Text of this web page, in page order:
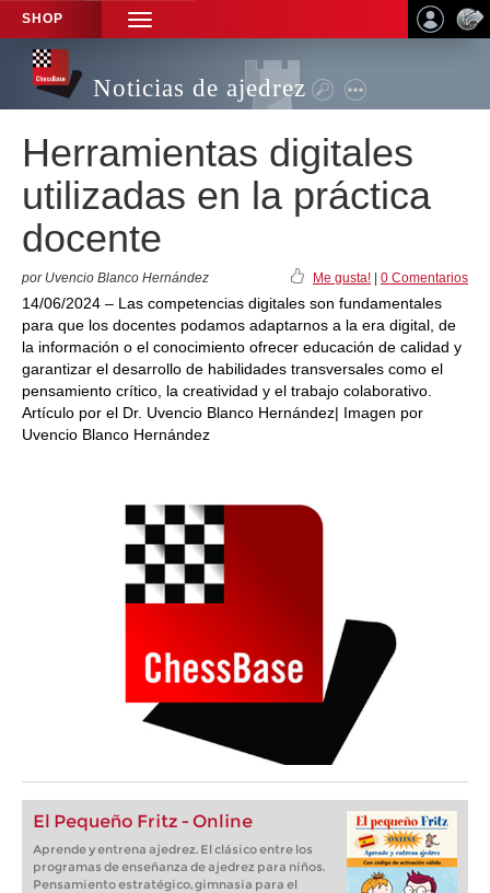
SHOP
TOGGLE
NAVIGATION
Noticias de ajedrez
Herramientas digitales
utilizadas en la práctica
docente
por Uvencio Blanco Hernández Me gusta! 0 Comentarios
14/06/2024 – Las competencias digitales son fundamentales
para que los docentes podamos adaptarnos a la era digital, de
la información o el conocimiento ofrecer educación de calidad y
garantizar el desarrollo de habilidades transversales como el
pensamiento crítico, la creatividad y el trabajo colaborativo.
Artículo por el Dr. Uvencio Blanco Hernández| Imagen por
Uvencio Blanco Hernández
El Pequeño Fritz - Online
Aprende y entrena ajedrez. El clásico entre los
programas de enseñanza de ajedrez para niños.
Pensamiento estratégico, gimnasia para el